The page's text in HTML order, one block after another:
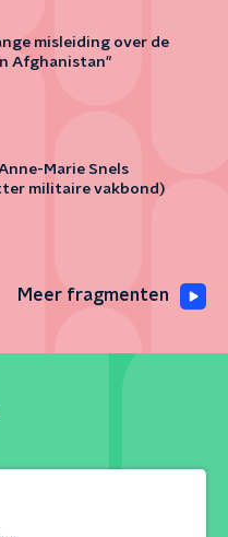
misleiding over de
Afghanistan"
Marie Snels
militaire vakbond)
Meer fragmenten